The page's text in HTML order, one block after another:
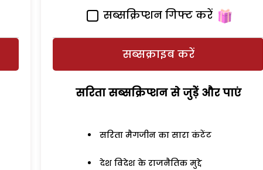
सब्सक्रिप्शन गिफ्ट करें
सब्सक्राइब करें
सरिता सब्सक्रिप्शन से जुड़ेें और पाएं
सरिता मैगजीन का सारा कंटेंट
देश विदेश के राजनैतिक मुद्दे